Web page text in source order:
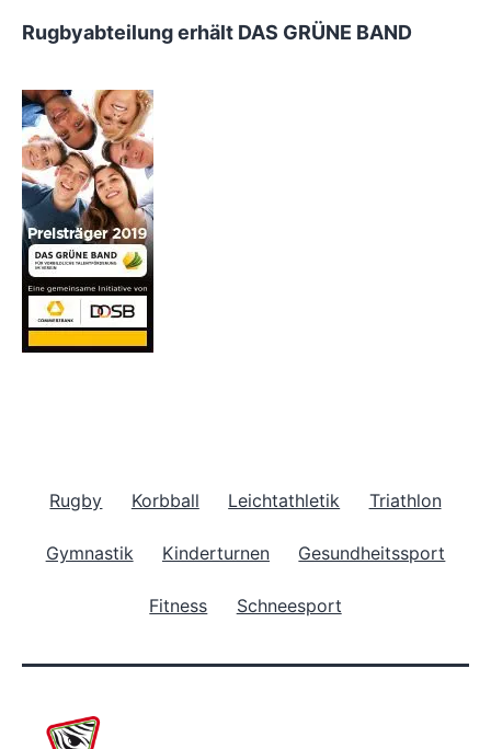
Rugbyabteilung erhält DAS GRÜNE BAND
Rugby Korbball Leichtathletik Triathlon
Gymnastik Kinderturnen Gesundheitssport
Fitness Schneesport